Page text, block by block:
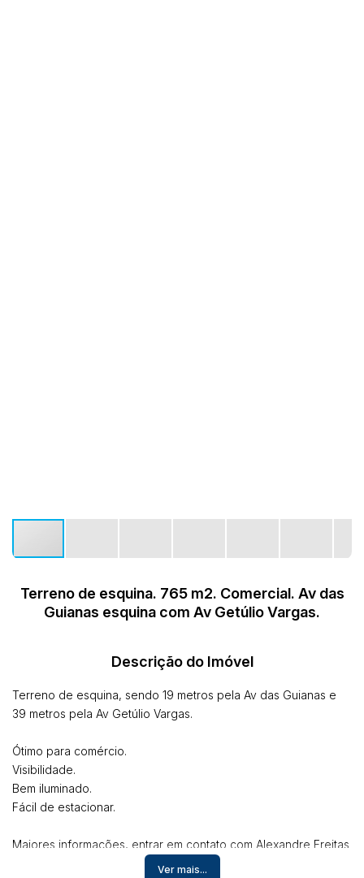
Terreno de esquina. 765 m2. Comercial. Av das
Guianas esquina com Av Getúlio Vargas.
Descrição do Imóvel
Terreno de esquina, sendo 19 metros pela Av das Guianas e
39 metros pela Av Getúlio Vargas.
Ótimo para comércio.
Visibilidade.
Bem iluminado.
Fácil de estacionar.
Maiores informações, entrar em contato com Alexandre Freitas
Imob, Creci RR 450 J. Fone: (95) 99121-9100.
Ver mais...